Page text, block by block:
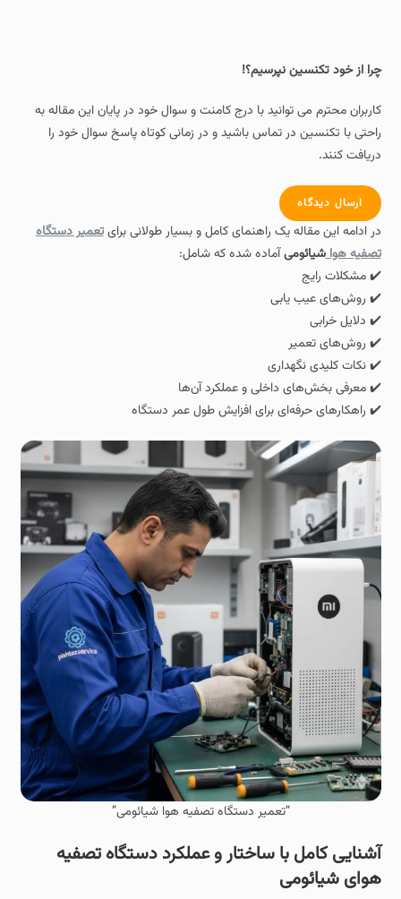
چرا از خود تکنسین نپرسیم؟!
کاربران محترم می توانید با درج کامنت و سوال خود در پایان این مقاله به
راحتی با تکنسین در تماس باشید و در زمانی کوتاه پاسخ سوال خود را
دریافت کنند.
ارسال دیدگاه
در ادامه این مقاله یک راهنمای کامل و بسیار طولانی برای تعمیر دستگاه
تصفیه هواشیائومیآماده شده که شامل:
✔️ مشکلات رایج
✔️ روش‌های عیب‌ یابی
✔️ دلایل خرابی
✔️ روش‌های تعمیر
✔️ نکات کلیدی نگهداری
✔️ معرفی بخش‌های داخلی و عملکرد آن‌ها
✔️ راهکارهای حرفه‌ای برای افزایش طول عمر دستگاه
“تعمیر دستگاه تصفیه هوا شیائومی”
آشنایی کامل با ساختار و عملکرد دستگاه تصفیه
هوای شیائومی